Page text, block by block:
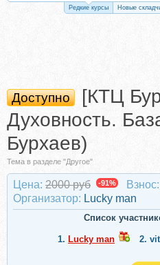
Редкие курсы Новые
Доступно
[КТЦ
Духовность.
Бурхаев)
Тема в разделе "Другое"
Цена: 2000 руб -91% Взнос:
Организатор: Lucky man
Список
1. Lucky man 2.